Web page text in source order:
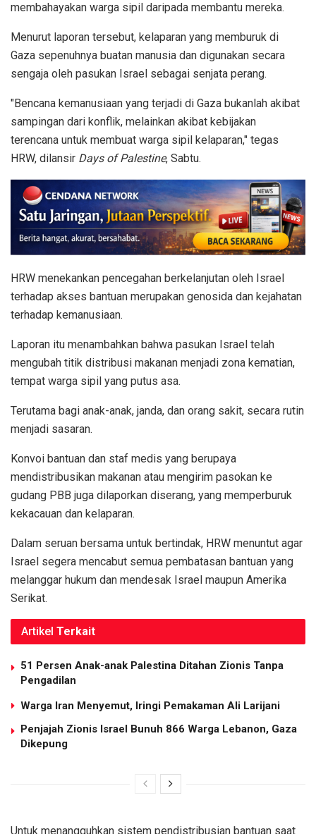
membahayakan warga sipil daripada membantu mereka.
Menurut laporan tersebut, kelaparan yang memburuk di
Gaza sepenuhnya buatan manusia dan digunakan secara
sengaja oleh pasukan Israel sebagai senjata perang.
"Bencana kemanusiaan yang terjadi di Gaza bukanlah akibat
sampingan dari konflik, melainkan akibat kebijakan
terencana untuk membuat warga sipil kelaparan," tegas
HRW, dilansir Days of Palestine, Sabtu.
HRW menekankan pencegahan berkelanjutan oleh Israel
terhadap akses bantuan merupakan genosida dan kejahatan
terhadap kemanusiaan.
Laporan itu menambahkan bahwa pasukan Israel telah
mengubah titik distribusi makanan menjadi zona kematian,
tempat warga sipil yang putus asa.
Terutama bagi anak-anak, janda, dan orang sakit, secara rutin
menjadi sasaran.
Konvoi bantuan dan staf medis yang berupaya
mendistribusikan makanan atau mengirim pasokan ke
gudang PBB juga dilaporkan diserang, yang memperburuk
kekacauan dan kelaparan.
Dalam seruan bersama untuk bertindak, HRW menuntut agar
Israel segera mencabut semua pembatasan bantuan yang
melanggar hukum dan mendesak Israel maupun Amerika
Serikat.
Artikel Terkait
51 Persen Anak-anak Palestina Ditahan Zionis Tanpa
Pengadilan
Warga Iran Menyemut, Iringi Pemakaman Ali Larijani
Penjajah Zionis Israel Bunuh 866 Warga Lebanon, Gaza
Dikepung
Untuk menangguhkan sistem pendistribusian bantuan saat